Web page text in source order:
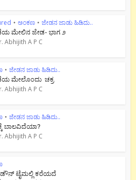
• ಅಂಕಣ • ಜೇಡನ ಜಾಡು ಹಿಡಿದು..
ಮೇಲಿನ ಜೇಡ- ಭಾಗ ೨
Abhijith A P C
• ಜೇಡನ ಜಾಡು ಹಿಡಿದು..
ಮೇಲೊಂದು ಚಕ್ರ
Abhijith A P C
• ಜೇಡನ ಜಾಡು ಹಿಡಿದು..
ಬಾಲವಿದೆಯಾ?
Abhijith A P C
ಟೈಮಲ್ಲಿ ಕರೆಯದೆ